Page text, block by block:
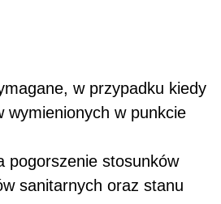
w przypadku kiedy
wymienionych w punkcie
pogorszenie stosunków
sanitarnych oraz stanu